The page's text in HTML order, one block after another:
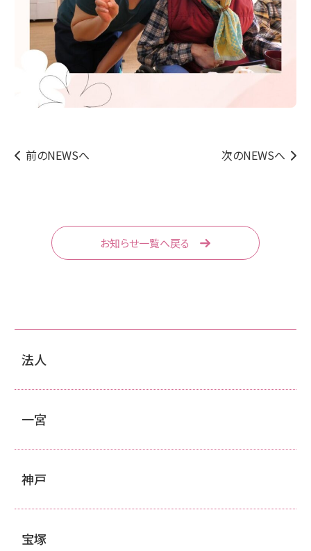
前のNEWSへ 次のNEWSへ
お知らせ一覧へ戻る
法人
一宮
神戸
宝塚